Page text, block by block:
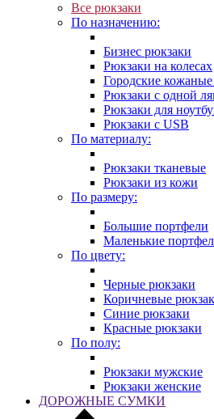
Все рюкзаки
По назначению:
Бизнес рюкзаки
Рюкзаки на колесах
Городские
Рюкзаки с одной
Рюкзаки для
Рюкзаки с USB
По материалу:
Рюкзаки тканевые
Рюкзаки из кожи
По размеру:
Большие портфели
Маленькие
По цвету:
Черные рюкзаки
Коричневые
Синие рюкзаки
Красные рюкзаки
По полу:
Рюкзаки мужские
Рюкзаки женские
ДОРОЖНЫЕ СУМКИ